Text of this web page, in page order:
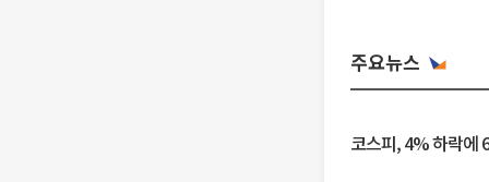
주요뉴스
코스피, 4% 하락에